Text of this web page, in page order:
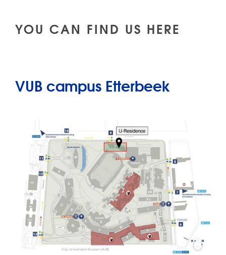
YOU CAN FIND US HERE
VUB campus Etterbeek